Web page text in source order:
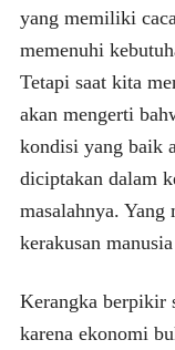
yang memiliki
memenuhi
Tetapi saat kita
akan mengerti
kondisi yang baik
diciptakan dalam
masalahnya. Yang
kerakusan
Kerangka berpikir
karena ekonomi